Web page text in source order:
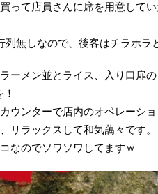
って店員さんに席を用意して
列無しなので、後客はチラホラ
ーメン並とライス、入り口扉
ウンターで店内のオペレーシ
リラックスして和気藹々です。
なのでソワソワしてますｗ